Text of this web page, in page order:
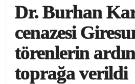
Dr. Burhan
cenazesi
törenlerin
toprağa verildi